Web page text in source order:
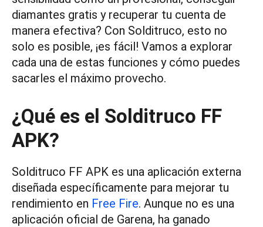
diamantes gratis y recuperar tu cuenta de
manera efectiva? Con Solditruco, esto no
solo es posible, ¡es fácil! Vamos a explorar
cada una de estas funciones y cómo puedes
sacarles el máximo provecho.
¿Qué es el Solditruco FF
APK?
Solditruco FF APK es una aplicación externa
diseñada específicamente para mejorar tu
rendimiento en Free Fire. Aunque no es una
aplicación oficial de Garena, ha ganado